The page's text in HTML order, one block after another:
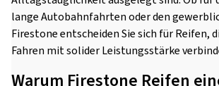
lange Autobahnfahrten oder den
Firestone entscheiden Sie sich für Reifen,
Fahren mit solider Leistungsstärke
Warum Firestone Reifen